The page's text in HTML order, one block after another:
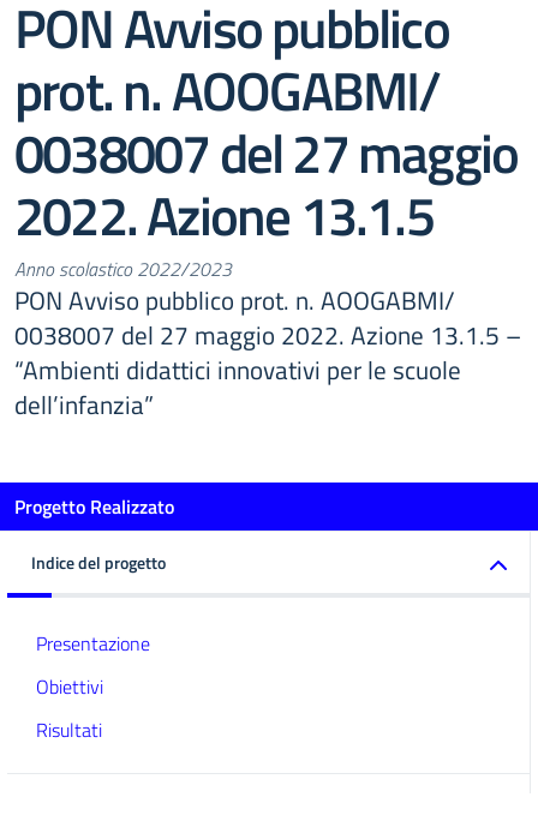
PON Avviso pubblico
prot. n. AOOGABMI/
0038007 del 27 maggio
2022. Azione 13.1.5
Anno scolastico 2022/2023
PON Avviso pubblico prot. n. AOOGABMI/
0038007 del 27 maggio 2022. Azione 13.1.5 –
“Ambienti didattici innovativi per le scuole
dell’infanzia”
Progetto Realizzato
Indice del progetto
Presentazione
Obiettivi
Risultati